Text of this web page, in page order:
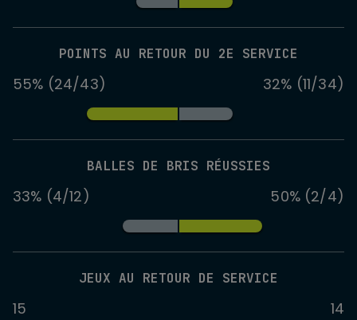
POINTS AU RETOUR DU 2E SERVICE
55% (24/43) 32% (11/34)
BALLES DE BRIS RÉUSSIES
33% (4/12) 50% (2/4)
JEUX AU RETOUR DE SERVICE
15 14